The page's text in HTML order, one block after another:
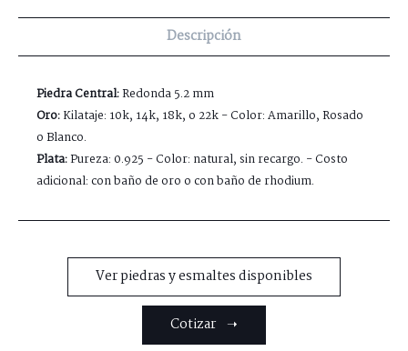
Descripción
Piedra Central:Redonda 5.2 mm
Oro:Kilataje: 10k, 14k, 18k, o 22k - Color: Amarillo, Rosado
o Blanco.
Plata:Pureza: 0.925 - Color: natural, sin recargo. - Costo
adicional: con baño de oro o con baño de rhodium.
Ver piedras y esmaltes disponibles
Cotizar ➝